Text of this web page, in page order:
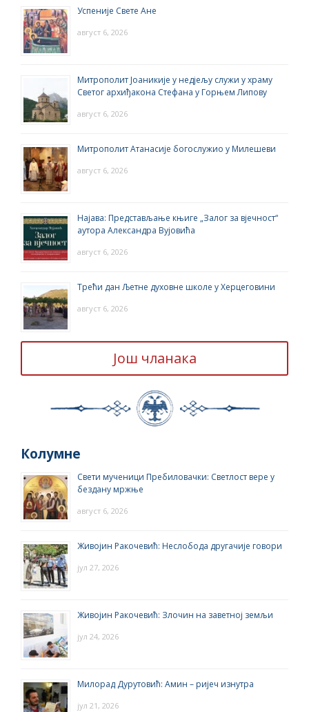
Успеније Свете Ане
август 6, 2026
Митрополит Јоаникије у недјељу служи у храму
Светог архиђакона Стефана у Горњем Липову
август 6, 2026
Митрополит Атанасије богослужио у Милешеви
август 6, 2026
Најава: Представљање књиге „Залог за вјечност“
аутора Александра Вујовића
август 6, 2026
Трећи дан Љетне духовне школе у Херцеговини
август 6, 2026
Још чланака
Колумне
Свети мученици Пребиловачки: Светлост вере у
бездану мржње
август 6, 2026
Живојин Ракочевић: Неслобода другачије говори
јул 27, 2026
Живојин Ракочевић: Злочин на заветној земљи
јул 24, 2026
Милорад Дурутовић: Амин – ријеч изнутра
јул 21, 2026